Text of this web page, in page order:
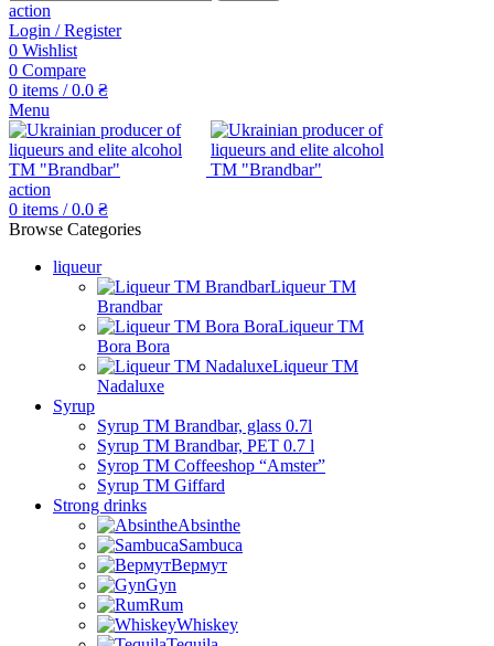
action
Login / Register
0 Wishlist
0 Compare
0 items / 0.0 ₴
Menu
action
0 items / 0.0 ₴
Browse Categories
liqueur
Liqueur TM
Brandbar
Liqueur TM
Bora Bora
Liqueur TM
Nadaluxe
Syrup
Syrup TM Brandbar, glass 0.7l
Syrup TM Brandbar, PET 0.7 l
Syrop TM Coffeeshop “Amster”
Syrup TM Giffard
Strong drinks
Absinthe
Sambuca
Вермут
Gyn
Rum
Whiskey